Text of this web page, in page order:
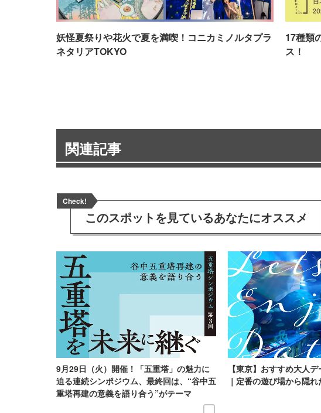
妖怪夏祭りや花火で夏を満喫！コニカミノルタプラ
ネタリアTOKYO
17種類
ス！
関連記事
Check!
このスポットを見ているあなたにオススメ
9月29日（火）開催！「五重塔」の魅力に
迫る連続シンポジウム、最終回は、“谷中五
重塔再建の意義を語り合う”がテーマ
【東京】おすすめ大人
｜定番の遊び場から隠